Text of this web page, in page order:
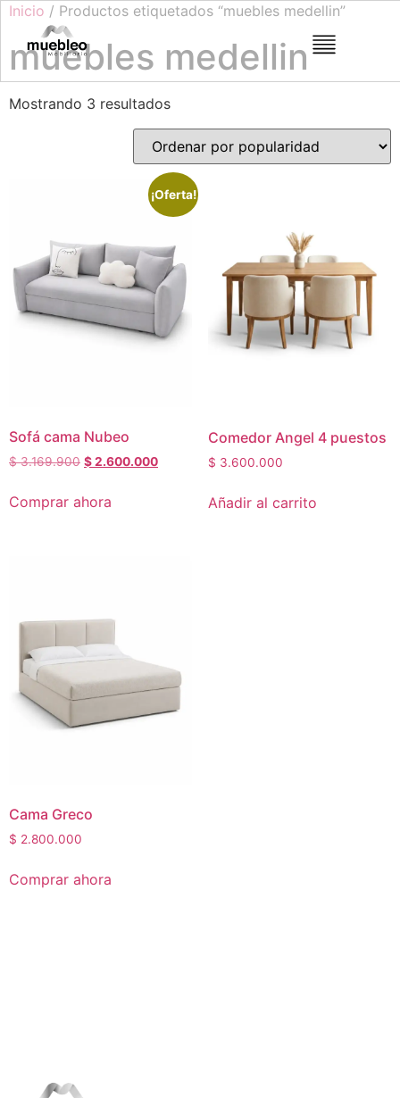
Inicio / Productos etiquetados “muebles medellin”
muebles medellin
Mostrando 3 resultados
¡Oferta!
Sofá cama Nubeo
$3.169.900 $2.600.000
Comprar ahora
Comedor Angel 4 puestos
$ 3.600.000
Añadir al carrito
Cama Greco
$ 2.800.000
Comprar ahora